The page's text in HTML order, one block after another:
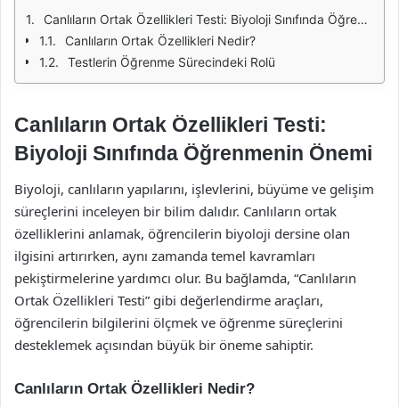
Canlıların Ortak Özellikleri Testi: Biyoloji Sınıfında Öğrenmenin Önemi
Canlıların Ortak Özellikleri Nedir?
Testlerin Öğrenme Sürecindeki Rolü
Canlıların Ortak Özellikleri Testi:
Biyoloji Sınıfında Öğrenmenin Önemi
Biyoloji, canlıların yapılarını, işlevlerini, büyüme ve gelişim
süreçlerini inceleyen bir bilim dalıdır. Canlıların ortak
özelliklerini anlamak, öğrencilerin biyoloji dersine olan
ilgisini artırırken, aynı zamanda temel kavramları
pekiştirmelerine yardımcı olur. Bu bağlamda, “Canlıların
Ortak Özellikleri Testi” gibi değerlendirme araçları,
öğrencilerin bilgilerini ölçmek ve öğrenme süreçlerini
desteklemek açısından büyük bir öneme sahiptir.
Canlıların Ortak Özellikleri Nedir?